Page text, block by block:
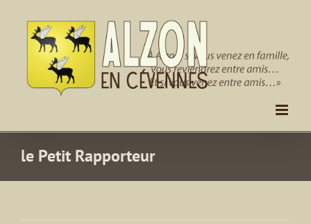
contenu
le Petit Rapporteur